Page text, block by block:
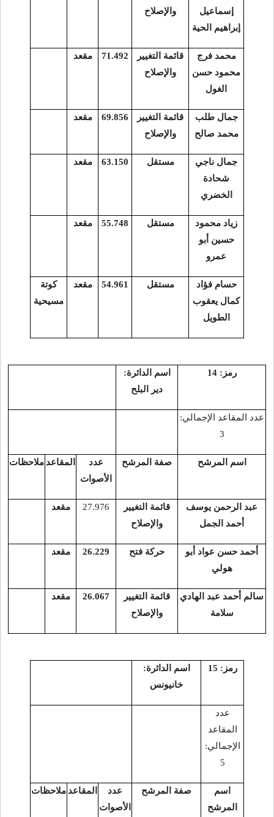
إسماعيل
إبراهيم الحية
والإصلاح
محمد فرج
محمود حسن
الغول
قائمة التغيير
والإصلاح
71.492 مقعد
جمال طلب
محمد صالح
قائمة التغيير
والإصلاح
69.856 مقعد
جمال ناجي
شحادة
الخضري
مستقل 63.150 مقعد
زياد محمود
حسين أبو
عمرو
مستقل 55.748 مقعد
حسام فؤاد
كمال يعقوب
الطويل
مستقل 54.961 مقعد
كوتة
مسيحية
رمز: 14
اسم الدائرة:
دير البلح
عدد المقاعد الإجمالي:
3
اسم المرشح صفة المرشح
عدد
الأصوات
المقاعد ملاحظات
عبد الرحمن يوسف
أحمد الجمل
قائمة التغيير
والإصلاح
27.976 مقعد
أحمد حسن عواد أبو
هولي
حركة فتح 26.229 مقعد
سالم أحمد عبد الهادي
سلامة
قائمة التغيير
والإصلاح
26.067 مقعد
رمز: 15
اسم الدائرة:
خانيونس
عدد
المقاعد
الإجمالي:
5
اسم
المرشح
صفة المرشح
عدد
الأصوات
المقاعد ملاحظات